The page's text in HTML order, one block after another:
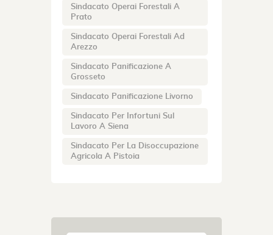
Sindacato Operai Forestali A
Prato
Sindacato Operai Forestali Ad
Arezzo
Sindacato Panificazione A
Grosseto
Sindacato Panificazione Livorno
Sindacato Per Infortuni Sul
Lavoro A Siena
Sindacato Per La Disoccupazione
Agricola A Pistoia